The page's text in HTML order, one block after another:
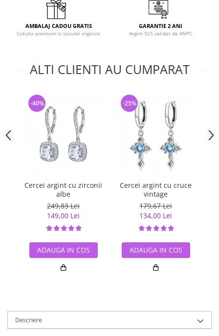
AMBALAJ CADOU GRATIS
Cutiuta premium si saculet organza
GARANTIE 2 ANI
Argint 925 validat de ANPC
ALTI CLIENTI AU CUMPARAT
Cercei argint cu zirconii
albe
249,83 Lei
149,00 Lei
-40%
ADAUGA IN COS
Cercei argint cu cruce
vintage
179,67 Lei
134,00 Lei
-25%
ADAUGA IN COS
Descriere